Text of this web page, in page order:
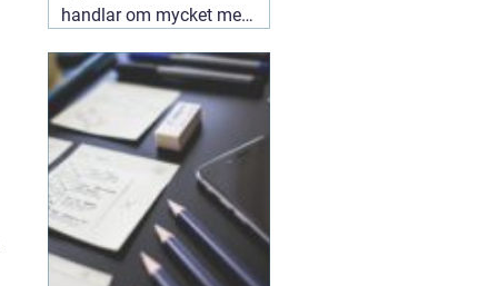
handlar om mycket mer
Ljuset påverkar säkerhet,
energikostnader,
produktivitet och hur en
lokal upplevs varje dag.
När företag i Stockholm
letar
31 juli 2026